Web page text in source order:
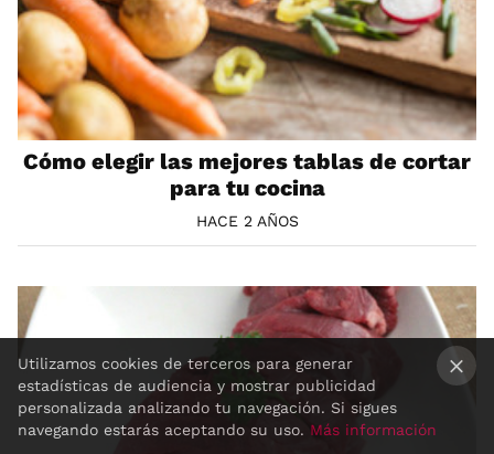
Cómo elegir las mejores tablas de cortar
para tu cocina
HACE 2 AÑOS
Utilizamos cookies de terceros para generar
estadísticas de audiencia y mostrar publicidad
personalizada analizando tu navegación. Si sigues
navegando estarás aceptando su uso. Más información